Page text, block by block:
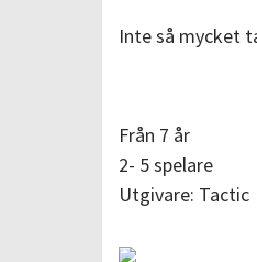
Inte så mycket
Från 7 år
2- 5 spelare
Utgivare: Tactic